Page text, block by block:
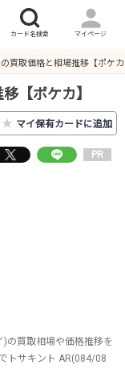
の買取価格と相場推移【ポケ
【ポケカ】
★ マイ保有カードに追加
PR
の買取相場や価格推移を
トサキント AR(084/08